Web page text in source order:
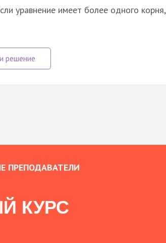
уравнение имеет более одного корня,
ПРЕПОДАВАТЕЛИ
КУРС